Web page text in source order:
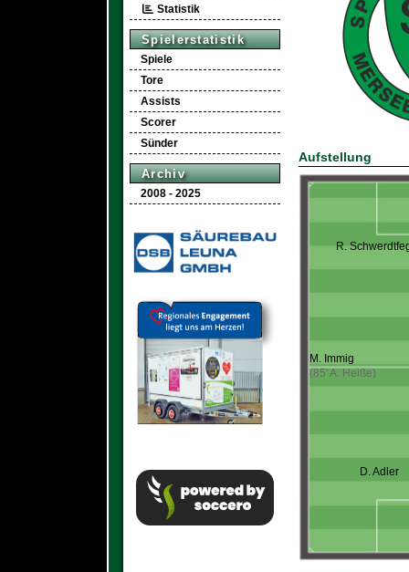
Statistik
Spielerstatistik
Spiele
Tore
Assists
Scorer
Sünder
Archiv
2008 - 2025
Aufstellung
R.
M. Immig
(85' A. Heiße)
D. Adler